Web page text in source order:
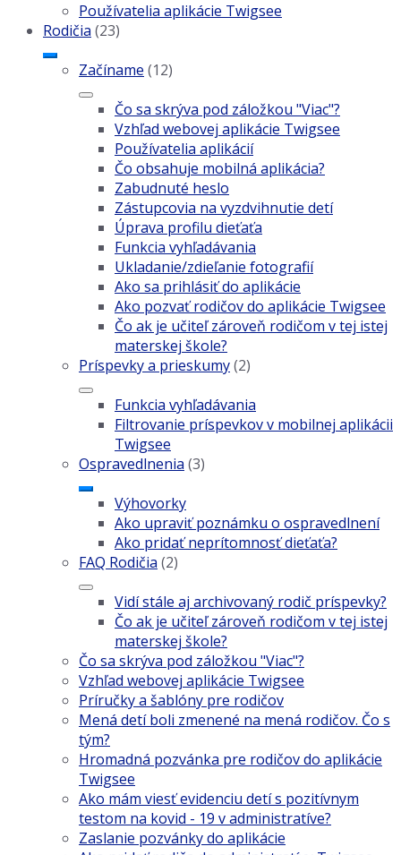
Používatelia aplikácie Twigsee
Rodičia (23)
Začíname (12)
Čo sa skrýva pod záložkou "Viac"?
Vzhľad webovej aplikácie Twigsee
Používatelia aplikácií
Čo obsahuje mobilná aplikácia?
Zabudnuté heslo
Zástupcovia na vyzdvihnutie detí
Úprava profilu dieťaťa
Funkcia vyhľadávania
Ukladanie/zdieľanie fotografií
Ako sa prihlásiť do aplikácie
Ako pozvať rodičov do aplikácie Twigsee
Čo ak je učiteľ zároveň rodičom v tej istej
materskej škole?
Príspevky a prieskumy(2)
Funkcia vyhľadávania
Filtrovanie príspevkov v mobilnej aplikácii
Twigsee
Ospravedlnenia (3)
Výhovorky
Ako upraviť poznámku o ospravedlnení
Ako pridať neprítomnosť dieťaťa?
FAQ Rodičia (2)
Vidí stále aj archivovaný rodič príspevky?
Čo ak je učiteľ zároveň rodičom v tej istej
materskej škole?
Čo sa skrýva pod záložkou "Viac"?
Vzhľad webovej aplikácie Twigsee
Príručky a šablóny pre rodičov
Mená detí boli zmenené na mená rodičov. Čo s
tým?
Hromadná pozvánka pre rodičov do aplikácie
Twigsee
Ako mám viesť evidenciu detí s pozitívnym
testom na kovid - 19 v administratíve?
Zaslanie pozvánky do aplikácie